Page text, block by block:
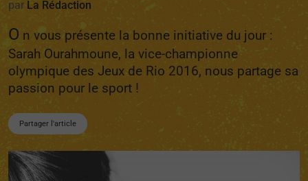
par La Rédaction
O n vous présente la bonne initiative du jour :
Sarah Ourahmoune, la vice-championne
olympique des Jeux de Rio 2016, nous partage sa
passion pour le sport !
Partager l'article